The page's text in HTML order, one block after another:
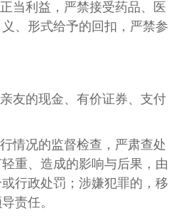
当利益，严禁接受药品、医
、形式给予的回扣，严禁参
友的现金、有价证券、支付
情况的监督检查，严肃查处
重、造成的影响与后果，由
行政处罚；涉嫌犯罪的，移
责任。